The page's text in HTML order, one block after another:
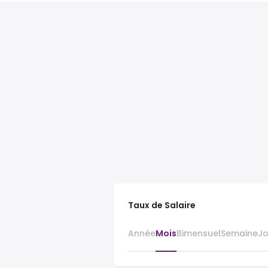
Taux de Salaire
AnnéeMoisBimensuelSemaine